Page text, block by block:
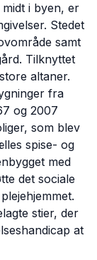
i byen, er
Stedet
samt
Tilknyttet
altaner.
fra
og 2007
som blev
spise- og
med
det sociale
stier, der
at